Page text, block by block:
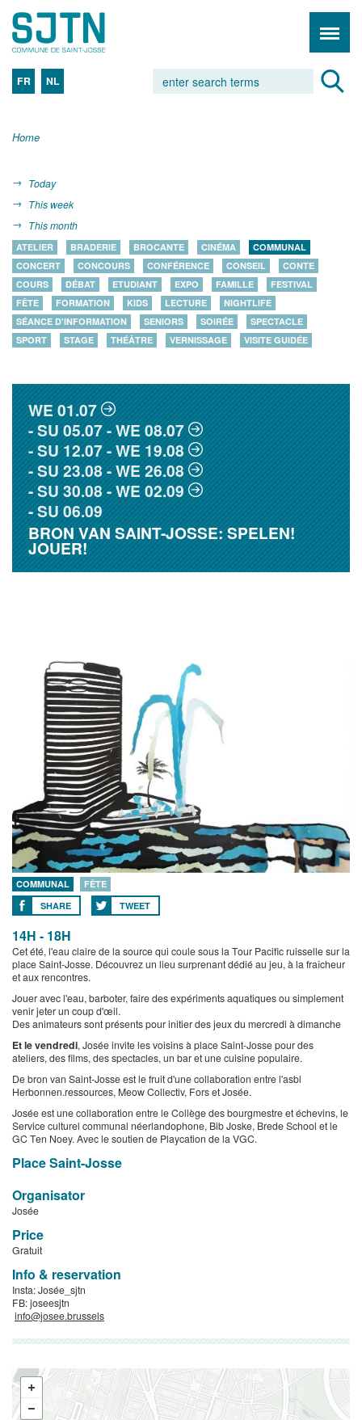
FR NL
Home
Today
This week
This month
ATELIER BRADERIE BROCANTE CINÉMA
COMMUNAL
CONCERT
CONCOURS CONFÉRENCE CONSEIL
CONTE
COURS
DÉBAT ETUDIANT EXPO FAMILLE
FESTIVAL
FÊTE
FORMATION KIDS LECTURE
NIGHTLIFE
SÉANCE D'INFORMATION
SENIORS SOIRÉE
SPECTACLE
SPORT
STAGE THÉÂTRE VERNISSAGE VISITE GUIDÉE
WE01.07
SU05.07 WE08.07
SU12.07 WE19.08
SU23.08 WE26.08
SU30.08 WE02.09
SU06.09
BRON VAN SAINT-JOSSE: SPELEN!
JOUER!
COMMUNAL
FÊTE
SHARE
TWEET
14H - 18H
Cet été, l'eau claire de la source qui coule sous la Tour Pacific ruisselle sur la
place Saint-Josse. Découvrez un lieu surprenant dédié au jeu, à la fraîcheur
et aux rencontres.
Jouer avec l'eau, barboter, faire des expériments aquatiques ou simplement
venir jeter un coup d'œil.
Des animateurs sont présents pour initier des jeux du mercredi à dimanche
Et le vendredi, Josée invite les voisins à place Saint-Josse pour des
ateliers, des films, des spectacles, un bar et une cuisine populaire.
De bron van Saint-Josse est le fruit d'une collaboration entre l'asbl
Herbonnen.ressources, Meow Collectiv, Fors et Josée.
Josée est une collaboration entre le Collège des bourgmestre et échevins, le
Service culturel communal néerlandophone, Bib Joske, Brede School et le
GC Ten Noey. Avec le soutien de Playcation de la VGC.
Place Saint-Josse
Organisator
Josée
Price
Gratuit
Info & reservation
Insta: Josée_sjtn
FB: joseesjtn
info@josee.brussels